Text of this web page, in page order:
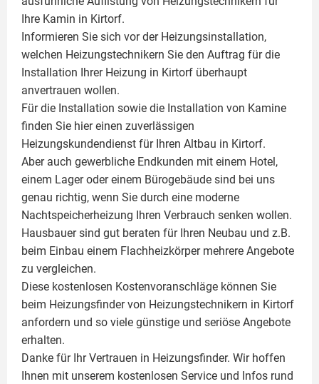
Ihre Kamin in Kirtorf.
Informieren Sie sich vor der Heizungsinstallation,
welchen Heizungstechnikern Sie den Auftrag für die
Installation Ihrer Heizung in Kirtorf überhaupt
anvertrauen wollen.
Für die Installation sowie die Installation von Kamine
finden Sie hier einen zuverlässigen
Heizungskundendienst für Ihren Altbau in Kirtorf.
Aber auch gewerbliche Endkunden mit einem Hotel,
einem Lager oder einem Bürogebäude sind bei uns
genau richtig, wenn Sie durch eine moderne
Nachtspeicherheizung Ihren Verbrauch senken wollen.
Hausbauer sind gut beraten für Ihren Neubau und z.B.
beim Einbau einem Flachheizkörpermehrere Angebote
zu vergleichen.
Diese kostenlosen Kostenvoranschläge können Sie
beim Heizungsfinder von Heizungstechnikern in Kirtorf
anfordern und so viele günstige und seriöse Angebote
erhalten.
Danke für Ihr Vertrauen in Heizungsfinder. Wir hoffen
Ihnen mit unserem kostenlosen Service und Infos rund